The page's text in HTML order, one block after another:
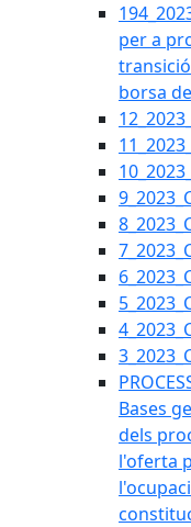
per a
borsa
Bases
dels
l'oferta